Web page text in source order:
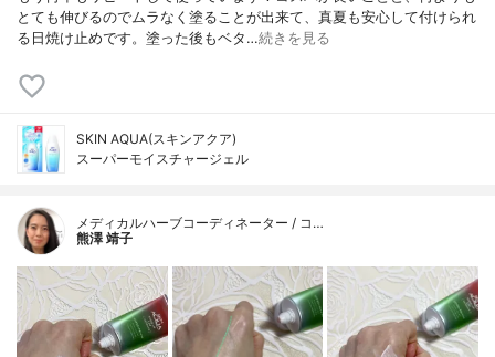
とても伸びるのでムラなく塗ることが出来て、真夏も安心して付けられ
る日焼け止めです。塗った後もベタ…続きを見る
SKIN AQUA(スキンアクア)
スーパーモイスチャージェル
メディカルハーブコーディネーター / コ…
熊澤 靖子